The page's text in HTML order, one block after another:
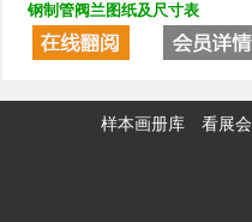
钢制管阀兰图纸及尺寸表
样本画册库 看展会